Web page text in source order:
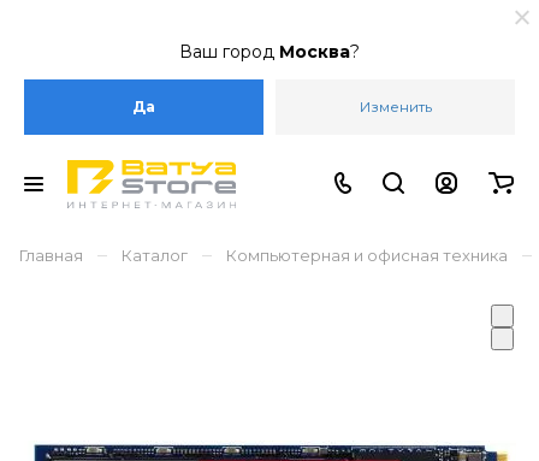
Ваш город Москва?
Да Изменить
Главная – Каталог – Компьютерная и офисная техника –